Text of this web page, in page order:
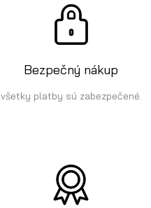
Bezpečný nákup
všetky platby sú zabezpečené.